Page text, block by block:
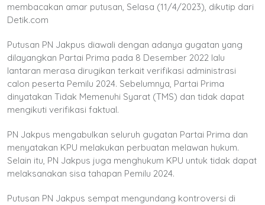
membacakan amar putusan, Selasa (11/4/2023), dikutip dari
Detik.com
Putusan PN Jakpus diawali dengan adanya gugatan yang
dilayangkan Partai Prima pada 8 Desember 2022 lalu
lantaran merasa dirugikan terkait verifikasi administrasi
calon peserta Pemilu 2024. Sebelumnya, Partai Prima
dinyatakan Tidak Memenuhi Syarat (TMS) dan tidak dapat
mengikuti verifikasi faktual.
PN Jakpus mengabulkan seluruh gugatan Partai Prima dan
menyatakan KPU melakukan perbuatan melawan hukum.
Selain itu, PN Jakpus juga menghukum KPU untuk tidak dapat
melaksanakan sisa tahapan Pemilu 2024.
Putusan PN Jakpus sempat mengundang kontroversi di